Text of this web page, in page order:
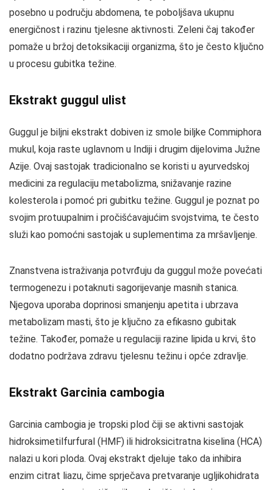
posebno u području abdomena, te poboljšava ukupnu
energičnost i razinu tjelesne aktivnosti. Zeleni čaj također
pomaže u bržoj detoksikaciji organizma, što je često ključno
u procesu gubitka težine.
Ekstrakt guggul ulist
Guggul je biljni ekstrakt dobiven iz smole biljke Commiphora
mukul, koja raste uglavnom u Indiji i drugim dijelovima Južne
Azije. Ovaj sastojak tradicionalno se koristi u ayurvedskoj
medicini za regulaciju metabolizma, snižavanje razine
kolesterola i pomoć pri gubitku težine. Guggul je poznat po
svojim protuupalnim i pročišćavajućim svojstvima, te često
služi kao pomoćni sastojak u suplementima za mršavljenje.
Znanstvena istraživanja potvrđuju da guggul može povećati
termogenezu i potaknuti sagorijevanje masnih stanica.
Njegova uporaba doprinosi smanjenju apetita i ubrzava
metabolizam masti, što je ključno za efikasno gubitak
težine. Također, pomaže u regulaciji razine lipida u krvi, što
dodatno podržava zdravu tjelesnu težinu i opće zdravlje.
Ekstrakt Garcinia cambogia
Garcinia cambogia je tropski plod čiji se aktivni sastojak
hidroksimetilfurfural (HMF) ili hidroksicitratna kiselina (HCA)
nalazi u kori ploda. Ovaj ekstrakt djeluje tako da inhibira
enzim citrat liazu, čime sprječava pretvaranje ugljikohidrata